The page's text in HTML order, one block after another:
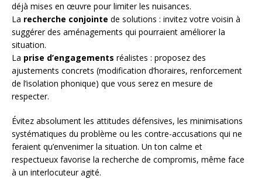
déjà mises en œuvre pour limiter les nuisances.
La recherche conjointe de solutions : invitez votre voisin à
suggérer des aménagements qui pourraient améliorer la
situation.
La prise d’engagements réalistes : proposez des
ajustements concrets (modification d’horaires, renforcement
de l’isolation phonique) que vous serez en mesure de
respecter.
Évitez absolument les attitudes défensives, les minimisations
systématiques du problème ou les contre-accusations qui ne
feraient qu’envenimer la situation. Un ton calme et
respectueux favorise la recherche de compromis, même face
à un interlocuteur agité.